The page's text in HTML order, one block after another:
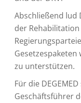
Abschließend lud
der
zu unterstützen.
Für die
Geschäftsführer